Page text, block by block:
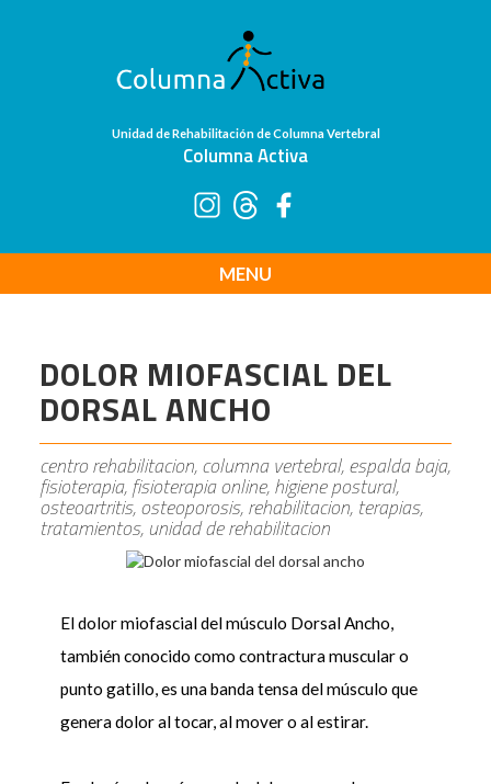
Unidad de Rehabilitación de Columna Vertebral
Columna Activa
MENU
DOLOR MIOFASCIAL DEL
DORSAL ANCHO
centro rehabilitacion, columna vertebral, espalda baja,
fisioterapia, fisioterapia online, higiene postural,
osteoartritis, osteoporosis, rehabilitacion, terapias,
tratamientos, unidad de rehabilitacion
El dolor miofascial del músculo Dorsal Ancho,
también conocido como contractura muscular o
punto gatillo, es una banda tensa del músculo que
genera dolor al tocar, al mover o al estirar.